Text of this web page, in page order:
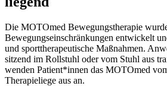
Die MOTOmed Bewegungstherapie
Bewegungseinschränkungen entwickelt
und sporttherapeutische Maßnahmen.
sitzend im Rollstuhl oder vom Stuhl aus
wenden Patient*innen das MOTOmed
Therapieliege aus an.